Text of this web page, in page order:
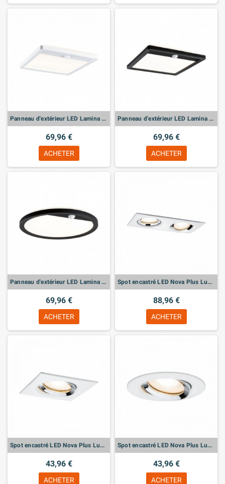
Panneau d'extérieur LED Lamina Détecteur de mouvement
69,96 €
ACHETER
Panneau d'extérieur LED Lamina Détecteur de mouvement
69,96 €
ACHETER
Panneau d'extérieur LED Lamina Détecteur de mouvement
69,96 €
ACHETER
Spot encastré LED Nova Plus Luminaire individuel orientable
88,96 €
ACHETER
Spot encastré LED Nova Plus Luminaire individuel orientable
43,96 €
ACHETER
Spot encastré LED Nova Plus Luminaire individuel orientable
43,96 €
ACHETER